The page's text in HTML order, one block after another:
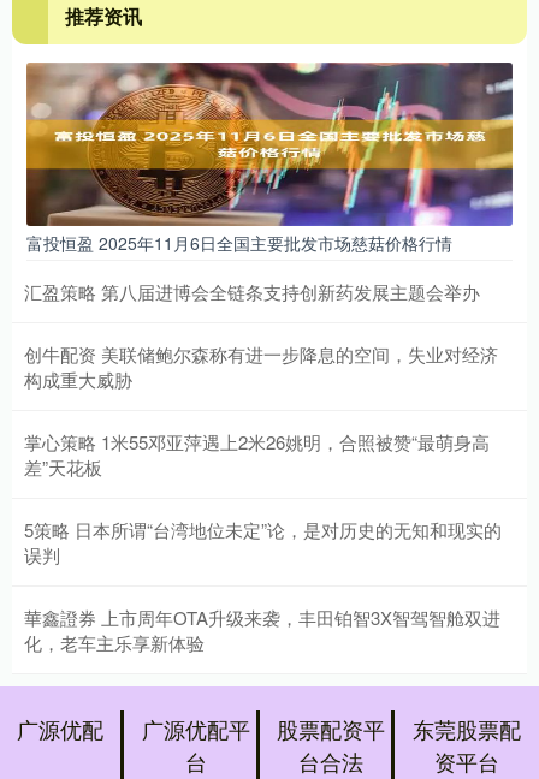
推荐资讯
富投恒盈 2025年11月6日全国主要批发市场慈菇价格行情
汇盈策略 第八届进博会全链条支持创新药发展主题会举办
创牛配资 美联储鲍尔森称有进一步降息的空间，失业对经济
构成重大威胁
掌心策略 1米55邓亚萍遇上2米26姚明，合照被赞“最萌身高
差”天花板
5策略 日本所谓“台湾地位未定”论，是对历史的无知和现实的
误判
華鑫證券 上市周年OTA升级来袭，丰田铂智3X智驾智舱双进
化，老车主乐享新体验
广源优配
广源优配平
台
股票配资平
台合法
东莞股票配
资平台